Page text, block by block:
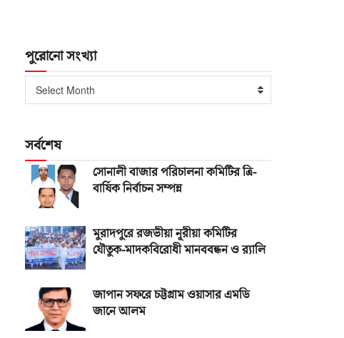
পুরোনো সংখ্যা
পুরোনো
সংখ্যা
Select Month
সর্বশেষ
সোনালী বাজার পরিচালনা কমিটির ত্রি-
বার্ষিক নির্বাচন সম্পন্ন
মুরাদপুরে রজভীয়া নূরীয়া কমিটির
যৌতুক-মাদকবিরোধী মানববন্ধন ও র‌্যালি
জাপান সফরে চট্টগ্রাম ওয়াসার এমডি
জানে আলম